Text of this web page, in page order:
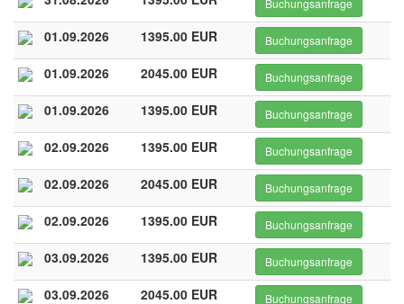
Buchungsanfrage
01.09.2026 1395.00 EUR Buchungsanfrage
01.09.2026 2045.00 EUR Buchungsanfrage
01.09.2026 1395.00 EUR Buchungsanfrage
02.09.2026 1395.00 EUR Buchungsanfrage
02.09.2026 2045.00 EUR Buchungsanfrage
02.09.2026 1395.00 EUR Buchungsanfrage
03.09.2026 1395.00 EUR Buchungsanfrage
03.09.2026 2045.00 EUR Buchungsanfrage